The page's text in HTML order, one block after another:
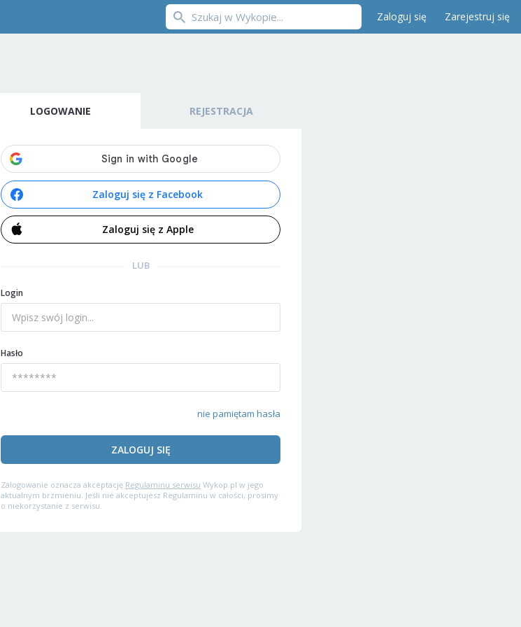
Zaloguj się Zarejestruj się
LOGOWANIE REJESTRACJA
Zaloguj się z Facebook
Zaloguj się z Apple
LUB
Login
Hasło
nie pamiętam hasła
ZALOGUJ SIĘ
Zalogowanie oznacza akceptację Regulaminu serwisu Wykop.pl w jego
aktualnym brzmieniu. Jeśli nie akceptujesz Regulaminu w całości, prosimy
o niekorzystanie z serwisu.